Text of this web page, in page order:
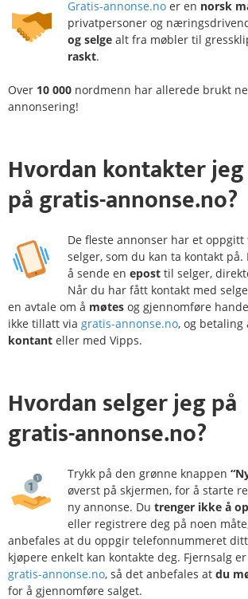
Gratis-annonse.no er en norsk
privatpersoner og
og selge alt fra møbler til
raskt.
Over 10 000 nordmenn har allerede brukt
annonsering!
Hvordan kontakter
pågratis-annonse.no?
De fleste annonser har et oppgitt
selger, som du kan ta kontakt
å sende en epost til selger,
Når du har fått kontakt med
en avtale om å møtes og gjennomføre
ikke tillatt via gratis-annonse.no, og betaling
kontant eller med Vipps.
Hvordan selgerjeg på
gratis-annonse.no?
Trykk på den grønne knappen
øverst på skjermen, for å starte
ny annonse. Du trenger ikke å
eller registrere deg på noen
anbefales at du oppgir telefonnummeret
kjøpere enkelt kan kontakte deg. Fjernsalg
gratis-annonse.no, så det anbefales at du
for å gjennomføre salget.